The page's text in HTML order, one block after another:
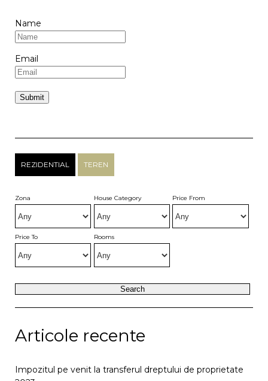
Name
Email
REZIDENTIAL TEREN
Zona House Category Price From
Price To Rooms
Articole recente
Impozitul pe venit la transferul dreptului de proprietate